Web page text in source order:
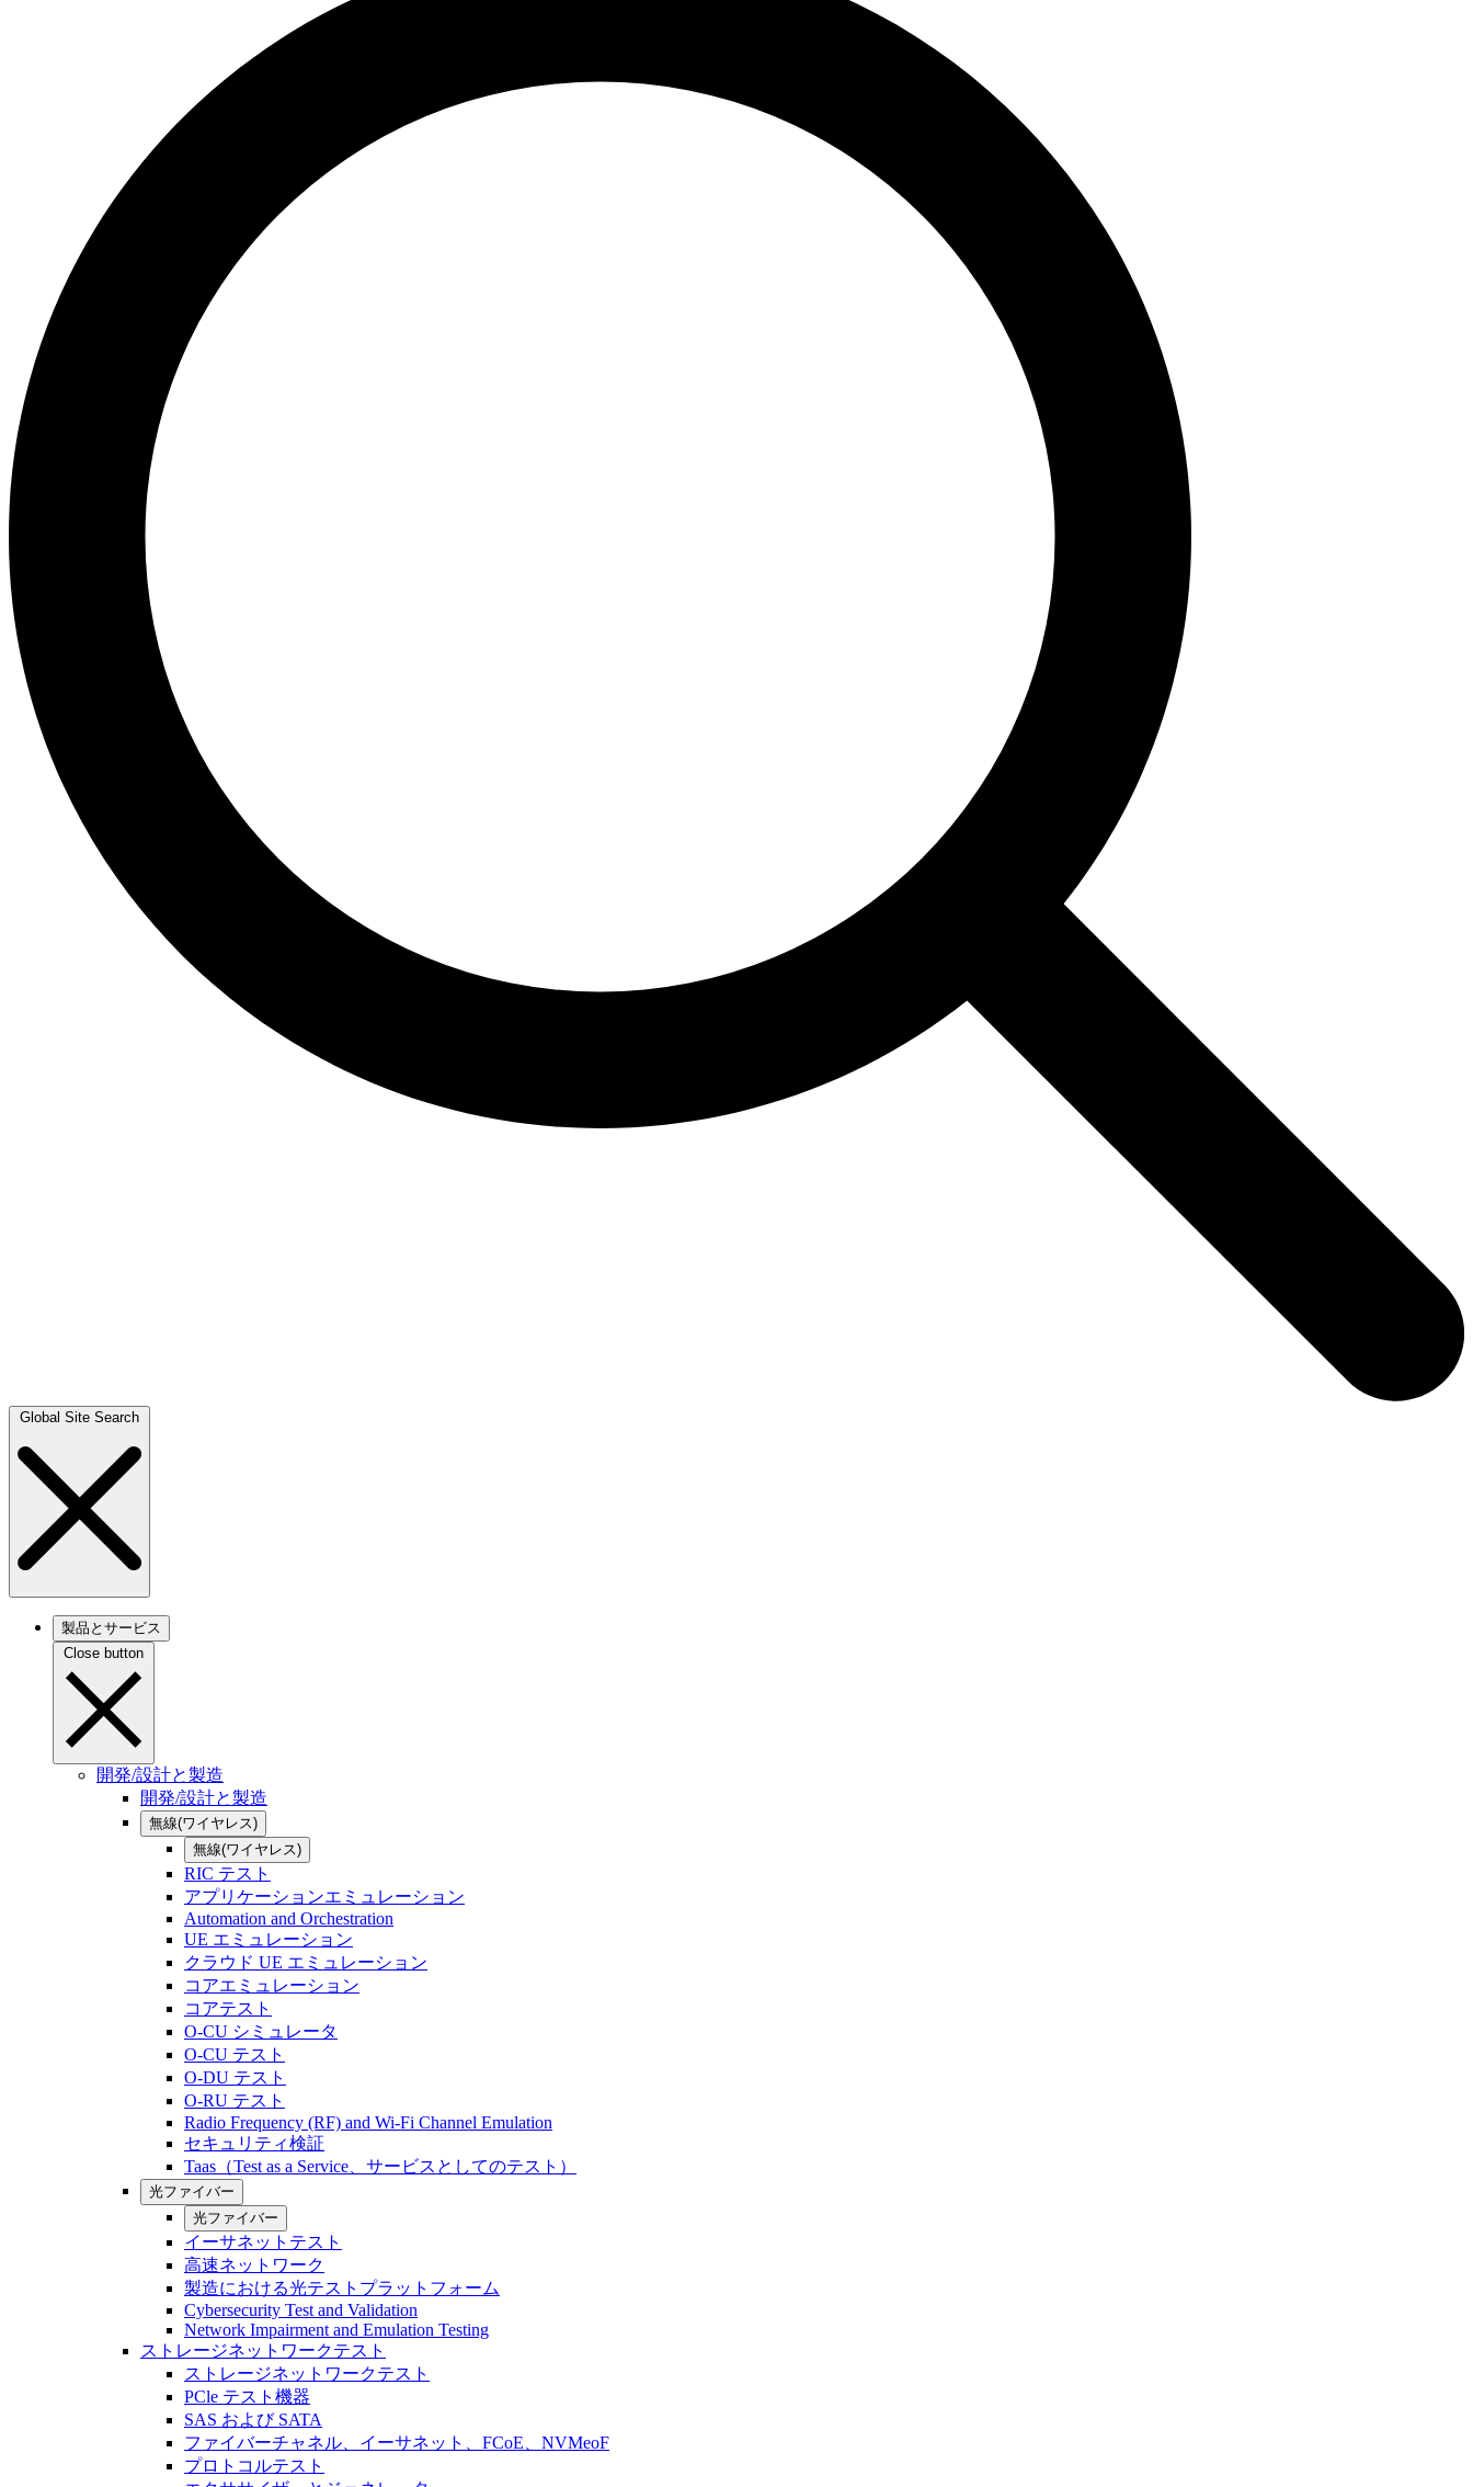
Global Site Search
製品とサービス
Close button
開発/設計と製造
開発/設計と製造
無線(ワイヤレス)
無線(ワイヤレス)
RIC テスト
アプリケーションエミュレーション
Automation and Orchestration
UE エミュレーション
クラウド UE エミュレーション
コアエミュレーション
コアテスト
O-CU シミュレータ
O-CU テスト
O-DU テスト
O-RU テスト
Radio Frequency (RF) and Wi-Fi Channel Emulation
セキュリティ検証
Taas（Test as a Service、サービスとしてのテスト）
光ファイバー
光ファイバー
イーサネットテスト
高速ネットワーク
製造における光テストプラットフォーム
Cybersecurity Test and Validation
Network Impairment and Emulation Testing
ストレージネットワークテスト
ストレージネットワークテスト
PCle テスト機器
SAS および SATA
ファイバーチャネル、イーサネット、FCoE、NVMeoF
プロトコルテスト